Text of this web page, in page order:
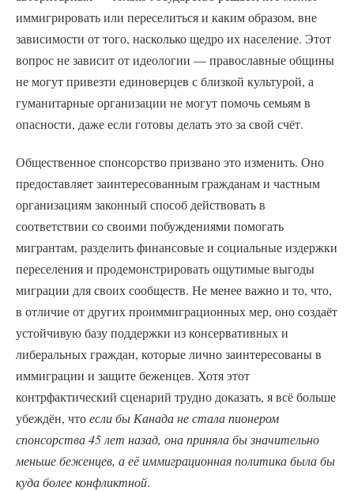
иммигрировать или переселиться и каким образом, вне
зависимости от того, насколько щедро их население. Этот
вопрос не зависит от идеологии — православные общины
не могут привезти единоверцев с близкой культурой, а
гуманитарные организации не могут помочь семьям в
опасности, даже если готовы делать это за свой счёт.
Общественное спонсорство призвано это изменить. Оно
предоставляет заинтересованным гражданам и частным
организациям законный способ действовать в
соответствии со своими побуждениями помогать
мигрантам, разделить финансовые и социальные издержки
переселения и продемонстрировать ощутимые выгоды
миграции для своих сообществ. Не менее важно и то, что,
в отличие от других проиммиграционных мер, оно создаёт
устойчивую базу поддержки из консервативных и
либеральных граждан, которые лично заинтересованы в
иммиграции и защите беженцев. Хотя этот
контрфактический сценарий трудно доказать, я всё больше
убеждён, чтоесли бы Канада не стала пионером
спонсорства 45 лет назад, она приняла бы значительно
меньше беженцев, а её иммиграционная политика была бы
куда более конфликтной.